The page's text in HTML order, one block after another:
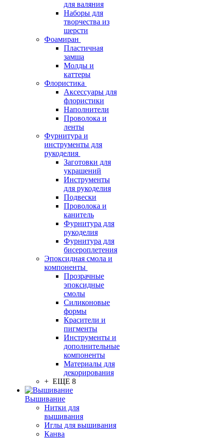
для валяния
Наборы для
творчества из
шерсти
Фоамиран
Пластичная
замша
Молды и
каттеры
Флористика
Аксессуары для
флористики
Наполнители
Проволока и
ленты
Фурнитура и
инструменты для
рукоделия
Заготовки для
украшений
Инструменты
для рукоделия
Подвески
Проволока и
канитель
Фурнитура для
рукоделия
Фурнитура для
бисероплетения
Эпоксидная смола и
компоненты
Прозрачные
эпоксидные
смолы
Силиконовые
формы
Красители и
пигменты
Инструменты и
дополнительные
компоненты
Материалы для
декорирования
+ ЕЩЕ 8
Вышивание
Нитки для
вышивания
Иглы для вышивания
Канва